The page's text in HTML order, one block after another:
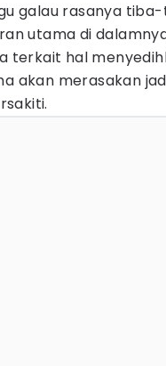
galau rasanya
utama di
terkait hal
akan merasakan